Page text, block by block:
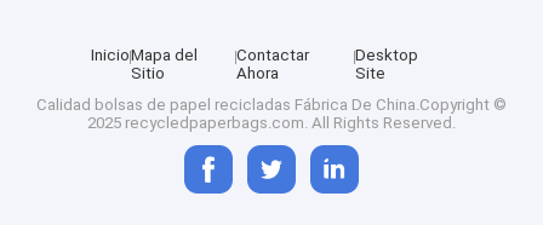
InicioMapa del
Sitio
Contactar
Ahora
Desktop
Site
Calidad bolsas de papel recicladas Fábrica De China.Copyright ©
2025 recycledpaperbags.com. All Rights Reserved.